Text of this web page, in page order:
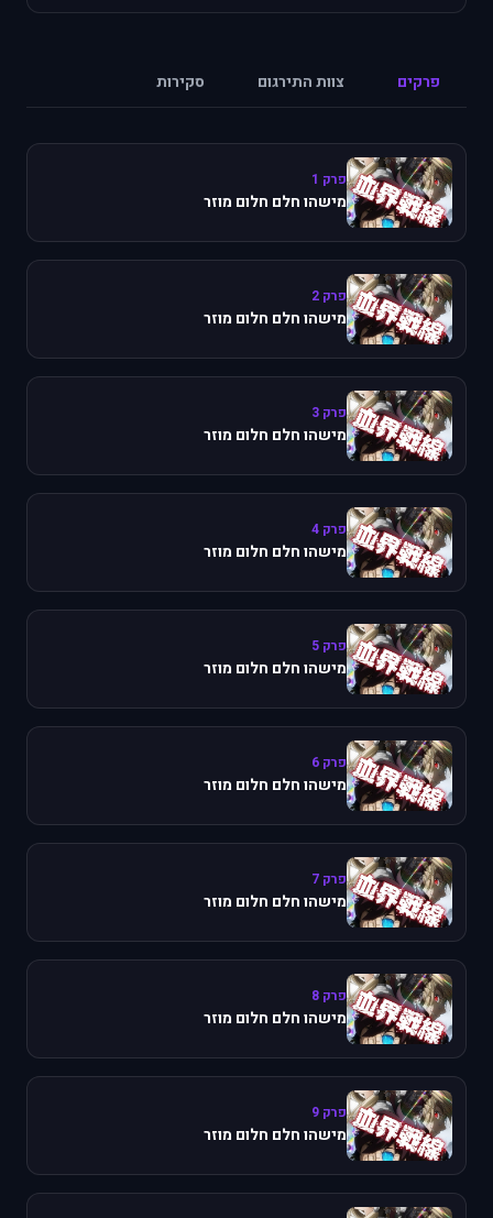
פרקים צוות התירגום סקירות
פרק 1
מישהו חלם חלום מוזר
פרק 2
מישהו חלם חלום מוזר
פרק 3
מישהו חלם חלום מוזר
פרק 4
מישהו חלם חלום מוזר
פרק 5
מישהו חלם חלום מוזר
פרק 6
מישהו חלם חלום מוזר
פרק 7
מישהו חלם חלום מוזר
פרק 8
מישהו חלם חלום מוזר
פרק 9
מישהו חלם חלום מוזר